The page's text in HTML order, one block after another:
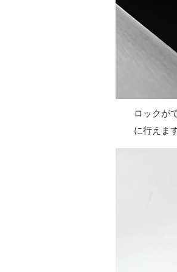
ロックが
に行えま